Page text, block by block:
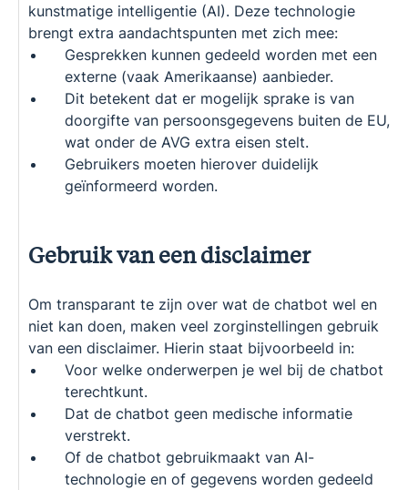
kunstmatige intelligentie (AI). Deze technologie
brengt extra aandachtspunten met zich mee:
Gesprekken kunnen gedeeld worden met een
externe (vaak Amerikaanse) aanbieder.
Dit betekent dat er mogelijk sprake is van
doorgifte van persoonsgegevens buiten de EU,
wat onder de AVG extra eisen stelt.
Gebruikers moeten hierover duidelijk
geïnformeerd worden.
Gebruik van een disclaimer
Om transparant te zijn over wat de chatbot wel en
niet kan doen, maken veel zorginstellingen gebruik
van een disclaimer. Hierin staat bijvoorbeeld in:
Voor welke onderwerpen je wel bij de chatbot
terechtkunt.
Dat de chatbot geen medische informatie
verstrekt.
Of de chatbot gebruikmaakt van AI-
technologie en of gegevens worden gedeeld